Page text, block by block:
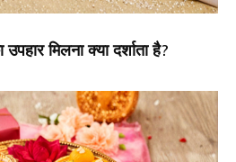
मिलना क्या दर्शाता है?